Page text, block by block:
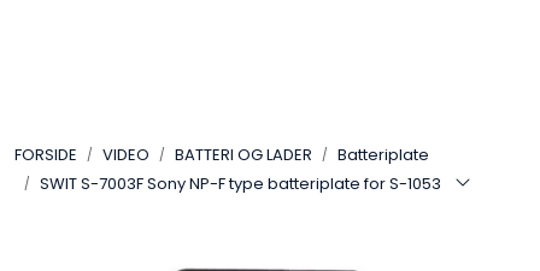
FORSIDE VIDEO BATTERI OG LADER
Batteriplate
SWIT S-7003F Sony NP-F type batteriplate for S-1053
LYD